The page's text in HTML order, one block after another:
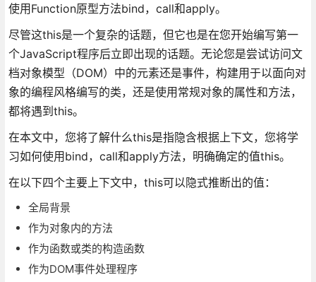
使用Function原型方法bind，call和apply。
尽管这this是一个复杂的话题，但它也是在您开始编写第一
个JavaScript程序后立即出现的话题。无论您是尝试访问文
档对象模型（DOM）中的元素还是事件，构建用于以面向对
象的编程风格编写的类，还是使用常规对象的属性和方法，
都将遇到this。
在本文中，您将了解什么this是指隐含根据上下文，您将学
习如何使用bind，call和apply方法，明确确定的值this。
在以下四个主要上下文中，this可以隐式推断出的值：
全局背景
作为对象内的方法
作为函数或类的构造函数
作为DOM事件处理程序